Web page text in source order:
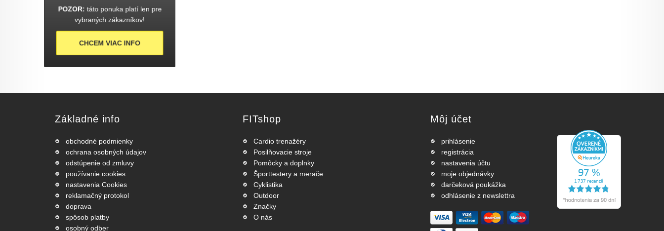
POZOR:táto ponuka platí len pre
vybraných zákazníkov!
CHCEM VIAC INFO
Základné info
obchodné podmienky
ochrana osobných údajov
odstúpenie od zmluvy
používanie cookies
nastavenia Cookies
reklamačný protokol
doprava
spôsob platby
osobný odber
FITshop
Cardio trenažéry
Posilňovacie stroje
Pomôcky a doplnky
Športtestery a merače
Cyklistika
Outdoor
Značky
O nás
Môj účet
prihlásenie
registrácia
nastavenia účtu
moje objednávky
darčeková poukážka
odhlásenie z newslettra